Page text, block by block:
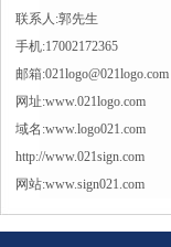
联系人:郭先生
手机:17002172365
邮箱:021logo@021logo.com
网址:www.021logo.com
域名:www.logo021.com
http://www.021sign.com
网站:www.sign021.com